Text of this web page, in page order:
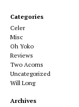
Categories
Celer
Misc
Oh Yoko
Reviews
Two Acorns
Uncategorized
Will Long
Archives